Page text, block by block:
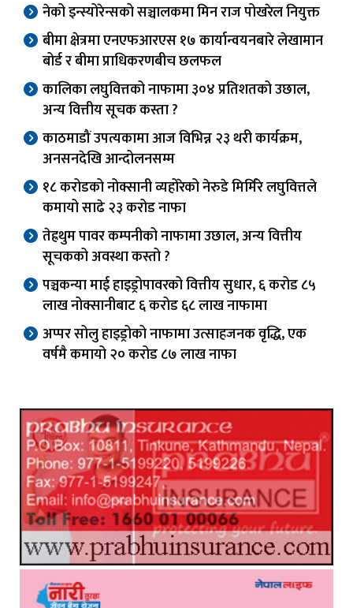
नेको इन्स्योरेन्सको सञ्चालकमा मिन राज पोखरेल नियुक्त
बीमा क्षेत्रमा एनएफआरएस १७ कार्यान्वयनबारे लेखामान
बोर्ड र बीमा प्राधिकरणबीच छलफल
कालिका लघुवित्तको नाफामा ३०४ प्रतिशतको उछाल,
अन्य वित्तीय सूचक कस्ता ?
काठमाडौं उपत्यकामा आज विभिन्न २३ थरी कार्यक्रम,
अनसनदेखि आन्दोलनसम्म
१८ करोडको नोक्सानी व्यहोरेको नेरुडे मिर्मिरे लघुवित्तले
कमायो साढे २३ करोड नाफा
तेह्रथुम पावर कम्पनीको नाफामा उछाल, अन्य वित्तीय
सूचकको अवस्था कस्तो ?
पञ्चकन्या माई हाइड्रोपावरको वित्तीय सुधार, ६ करोड ८५
लाख नोक्सानीबाट ६ करोड ६८ लाख नाफामा
अप्पर सोलु हाइड्रोको नाफामा उत्साहजनक वृद्धि, एक
वर्षमै कमायो २० करोड ८७ लाख नाफा